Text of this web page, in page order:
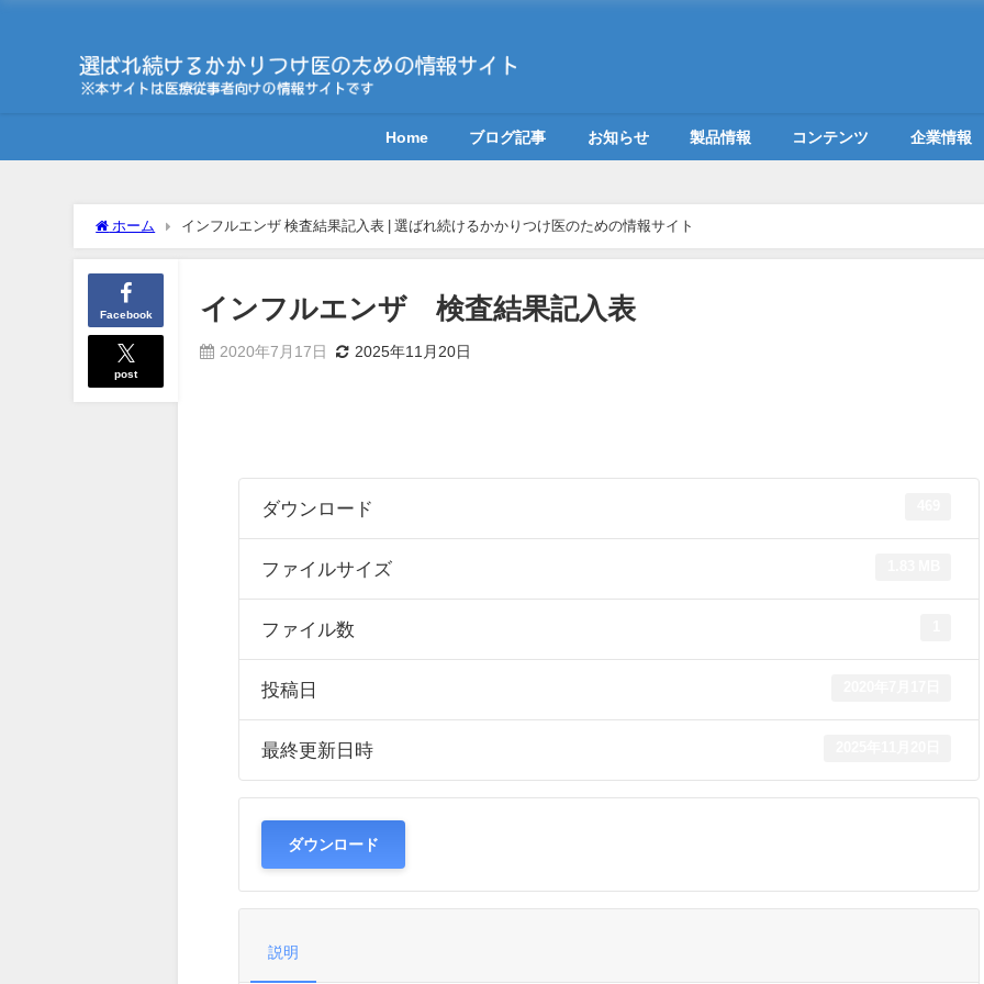
Home ブログ記事 お知らせ 製品情報 コンテンツ 企業情報
ホーム インフルエンザ 検査結果記入表 | 選ばれ続けるかかりつけ医のための情報サイト
Facebook
post
インフルエンザ 検査結果記入表
2020年7月17日 2025年11月20日
ダウンロード
ファイルサイズ
ファイル数
投稿日
最終更新日時
ダウンロード
説明